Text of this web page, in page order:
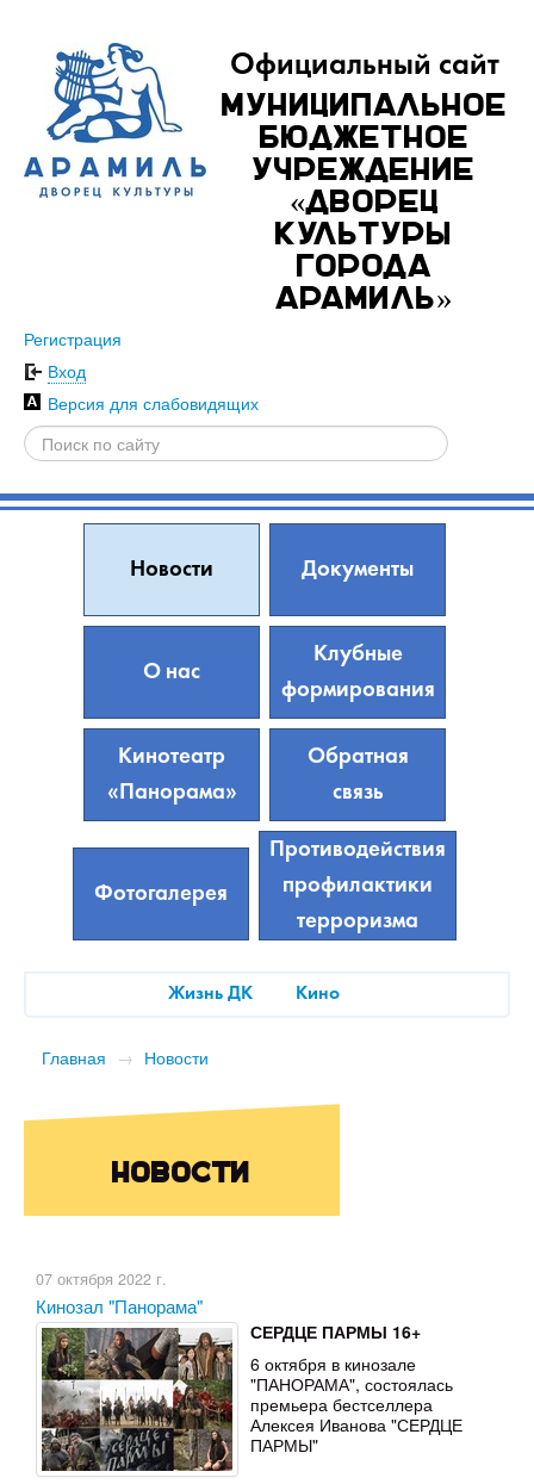
Официальный сайт
Муниципальное
бюджетное
учреждение
«Дворец
культуры
города
Арамиль»
Регистрация
Вход
Версия для слабовидящих
Новости Документы
О нас
Клубные
формирования
Кинотеатр
«Панорама»
Обратная
связь
Фотогалерея
Противодействия
профилактики
терроризма
Жизнь ДК Кино
Главная → Новости
Новости
07 октября 2022 г.
Кинозал "Панорама"
СЕРДЦЕ ПАРМЫ 16+
6 октября в кинозале
"ПАНОРАМА", состоялась
премьера бестселлера
Алексея Иванова "СЕРДЦЕ
ПАРМЫ"